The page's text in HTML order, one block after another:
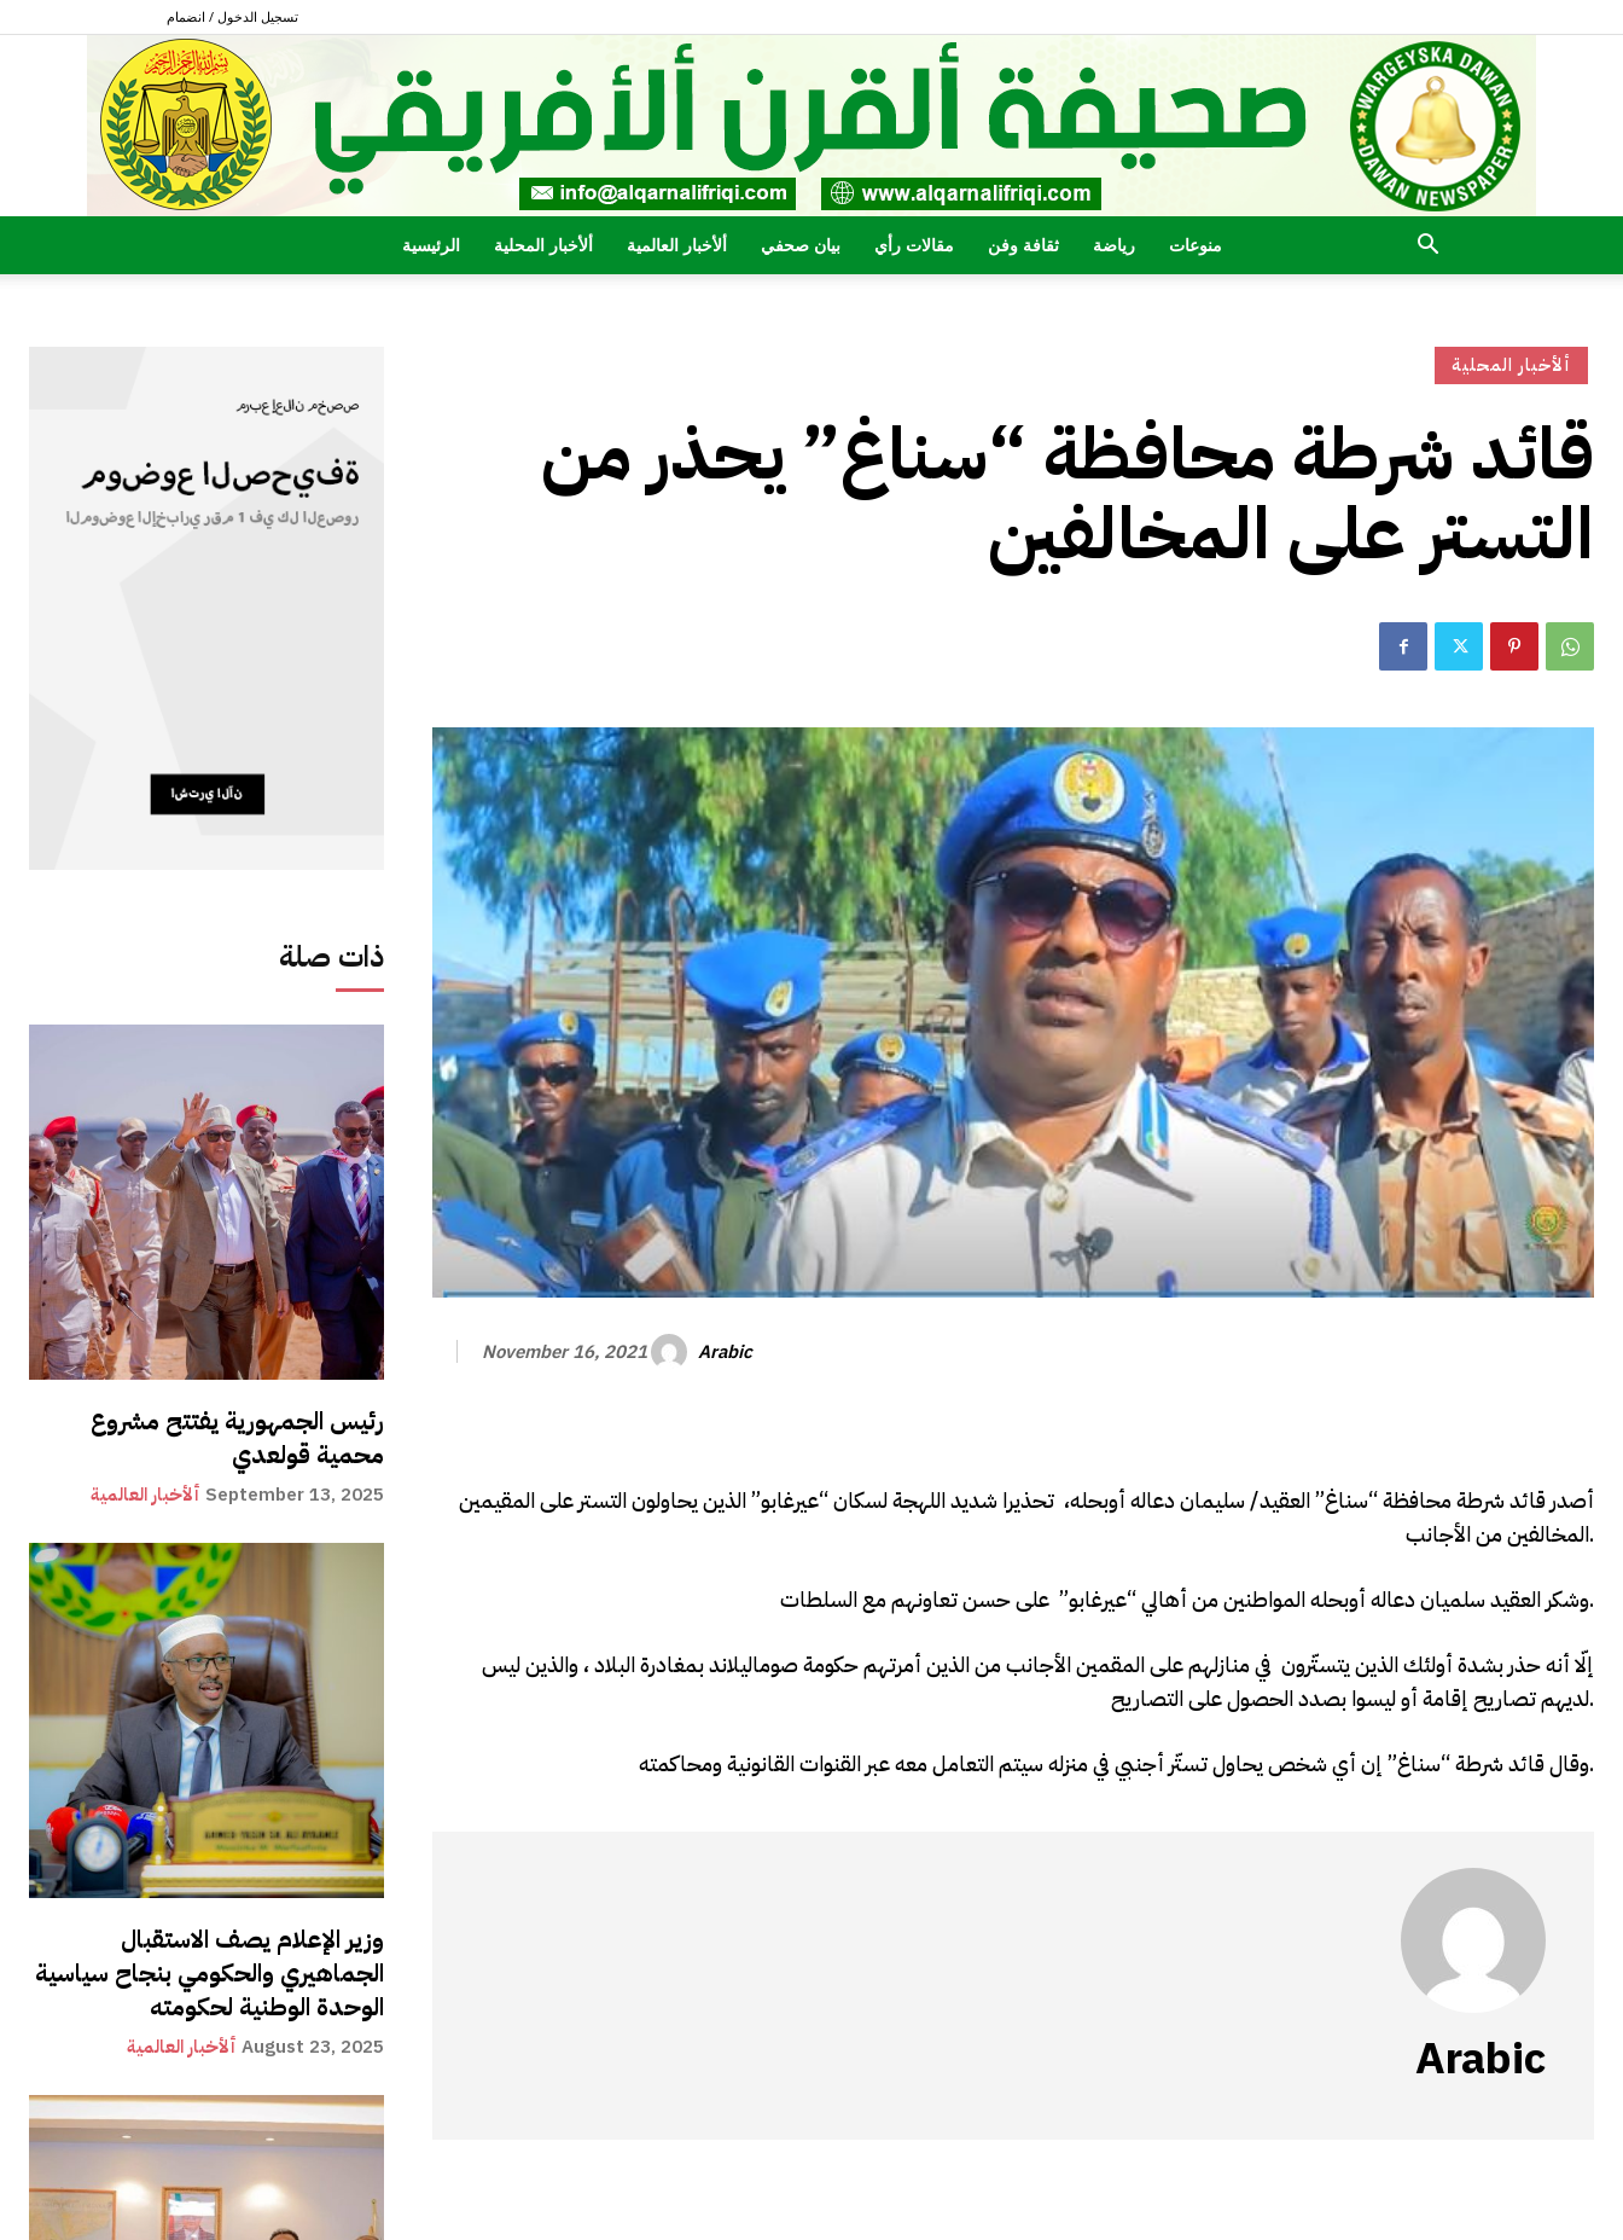
تسجيل الدخول / انضمام
القرن
الرئيسية ألأخبار المحلية ألأخبار العالمية بيان صحفي مقالات رأي ثقافة وفن رياضة منوعات
ذات صلة
رئيس الجمهورية يفتتح مشروع
محمية قولعدي
ألأخبار العالمية September 13, 2025
وزير الإعلام يصف الاستقبال
الجماهيري والحكومي بنجاح سياسية
الوحدة الوطنية لحكومته
ألأخبار العالمية August 23, 2025
ألأخبار المحلية
قائد شرطة محافظة “سناغ” يحذر من
التستر على المخالفين
November 16, 2021 Arabic
أصدر قائد شرطة محافظة “سناغ” العقيد/ سليمان دعاله أوبحله، تحذيرا شديد اللهجة لسكان “عيرغابو” الذين يحاولون التستر على المقيمين
المخالفين من الأجانب.
وشكر العقيد سلميان دعاله أوبحله المواطنين من أهالي “عيرغابو” على حسن تعاونهم مع السلطات.
إلّا أنه حذر بشدة أولئك الذين يتستّرون في منازلهم على المقمين الأجانب من الذين أمرتهم حكومة صوماليلاند بمغادرة البلاد ، والذين ليس
لديهم تصاريح إقامة أو ليسوا بصدد الحصول على التصاريح.
وقال قائد شرطة “سناغ” إن أي شخص يحاول تستّر أجنبي في منزله سيتم التعامل معه عبر القنوات القانونية ومحاكمته.
Arabic